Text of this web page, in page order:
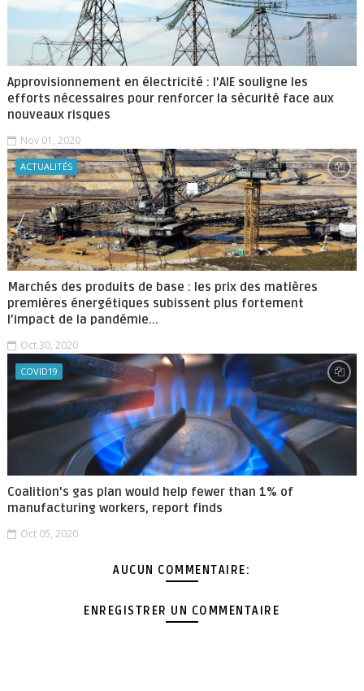
Approvisionnement en électricité : l'AIE souligne les
efforts nécessaires pour renforcer la sécurité face aux
nouveaux risques
Nov 01, 2020
ACTUALITÉS
Marchés des produits de base : les prix des matières
premières énergétiques subissent plus fortement
l’impact de la pandémie...
Oct 30, 2020
COVID19
Coalition's gas plan would help fewer than 1% of
manufacturing workers, report finds
Oct 05, 2020
AUCUN COMMENTAIRE:
ENREGISTRER UN COMMENTAIRE